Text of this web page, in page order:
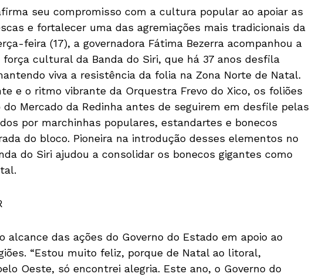
seu compromisso com a cultura popular ao apoiar as
e fortalecer uma das agremiações mais tradicionais da
feira (17), a governadora Fátima Bezerra acompanhou a
força cultural da Banda do Siri, que há 37 anos desfila
viva a resistência da folia na Zona Norte de Natal.
e o ritmo vibrante da Orquestra Frevo do Xico, os foliões
Mercado da Redinha antes de seguirem em desfile pelas
por marchinhas populares, estandartes e bonecos
do bloco. Pioneira na introdução desses elementos no
do Siri ajudou a consolidar os bonecos gigantes como
alcance das ações do Governo do Estado em apoio ao
“Estou muito feliz, porque de Natal ao litoral,
Oeste, só encontrei alegria. Este ano, o Governo do